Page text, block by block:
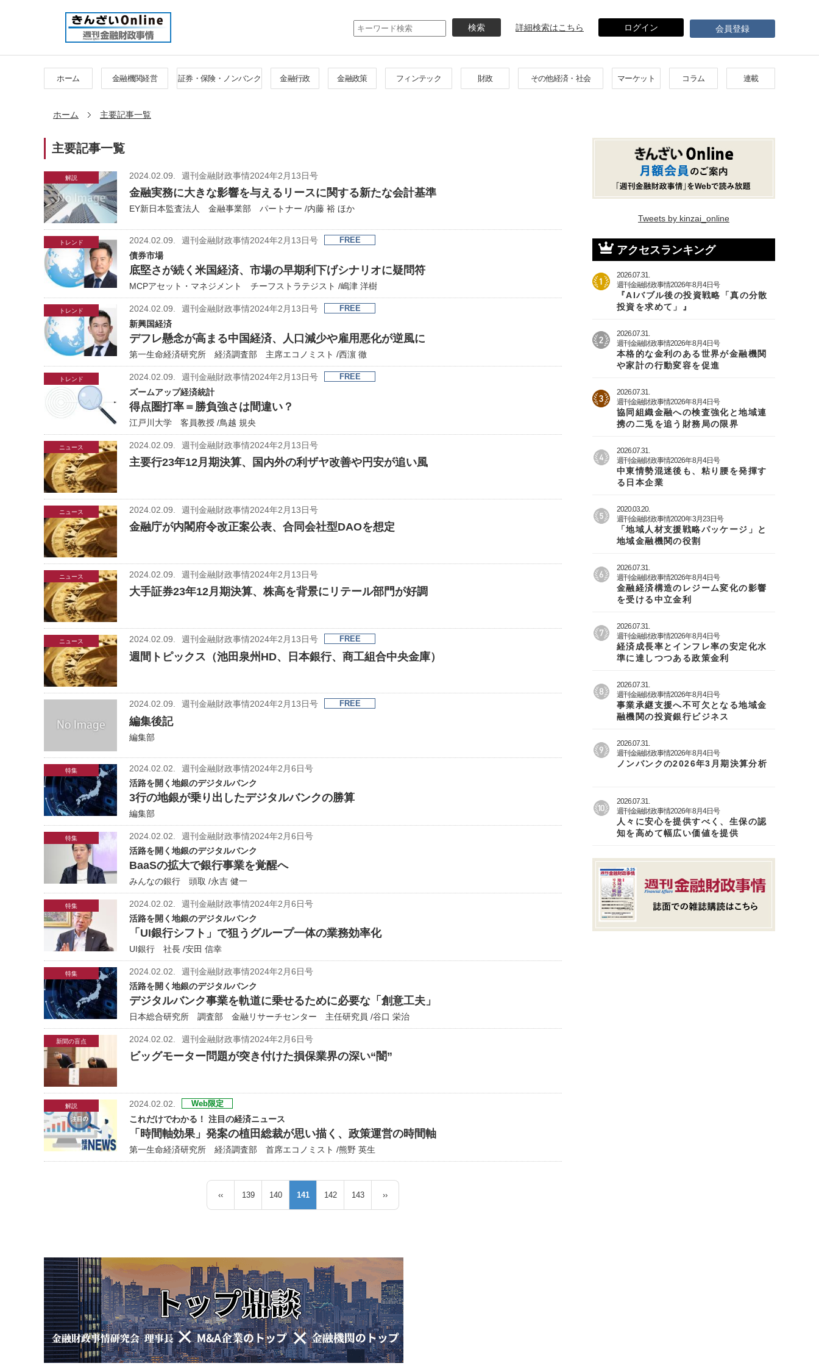
イ
ン
テ
ン
詳細検索はこちら ログイン 会員登録
ホーム 金融機関経営 証券・保険・ノンバンク 金融行政 金融政策 フィンテック 財政 その他経済・社会 マーケット コラム 連載
ホーム 主要記事一覧
主要記事一覧
解説 2024.02.09. 週刊金融財政事情2024年2月13日号
金融実務に大きな影響を与えるリースに関する新たな会計基準
EY新日本監査法人 金融事業部 パートナー /内藤 裕 ほか
トレンド 2024.02.09. 週刊金融財政事情2024年2月13日号 FREE
債券市場
底堅さが続く米国経済、市場の早期利下げシナリオに疑問符
MCPアセット・マネジメント チーフストラテジスト /嶋津 洋樹
トレンド 2024.02.09. 週刊金融財政事情2024年2月13日号 FREE
新興国経済
デフレ懸念が高まる中国経済、人口減少や雇用悪化が逆風に
第一生命経済研究所 経済調査部 主席エコノミスト /西濵 徹
トレンド 2024.02.09. 週刊金融財政事情2024年2月13日号 FREE
ズームアップ経済統計
得点圏打率＝勝負強さは間違い？
江戸川大学 客員教授 /鳥越 規央
ニュース 2024.02.09. 週刊金融財政事情2024年2月13日号
主要行23年12月期決算、国内外の利ザヤ改善や円安が追い風
ニュース 2024.02.09. 週刊金融財政事情2024年2月13日号
金融庁が内閣府令改正案公表、合同会社型DAOを想定
ニュース 2024.02.09. 週刊金融財政事情2024年2月13日号
大手証券23年12月期決算、株高を背景にリテール部門が好調
ニュース 2024.02.09. 週刊金融財政事情2024年2月13日号 FREE
週間トピックス（池田泉州HD、日本銀行、商工組合中央金庫）
2024.02.09. 週刊金融財政事情2024年2月13日号 FREE
編集後記
編集部
特集 2024.02.02.
週刊金融財政事情2024年2月6日号
活路を開く地銀のデジタルバンク
3行の地銀が乗り出したデジタルバンクの勝算
編集部
特集 2024.02.02.
週刊金融財政事情2024年2月6日号
活路を開く地銀のデジタルバンク
BaaSの拡大で銀行事業を覚醒へ
みんなの銀行 頭取 /永吉 健一
特集 2024.02.02.
週刊金融財政事情2024年2月6日号
活路を開く地銀のデジタルバンク
「UI銀行シフト」で狙うグループ一体の業務効率化
UI銀行 社長 /安田 信幸
特集 2024.02.02.
週刊金融財政事情2024年2月6日号
活路を開く地銀のデジタルバンク
デジタルバンク事業を軌道に乗せるために必要な「創意工夫」
日本総合研究所 調査部 金融リサーチセンター 主任研究員 /谷口 栄治
新聞の盲点 2024.02.02. 週刊金融財政事情2024年2月6日号
ビッグモーター問題が突き付けた損保業界の深い“闇”
解説 2024.02.02. Web限定
これだけでわかる！ 注目の経済ニュース
「時間軸効果」発案の植田総裁が思い描く、政策運営の時間軸
第一生命経済研究所 経済調査部 首席エコノミスト /熊野 英生
‹‹
139
140
ー
ジ
141
142
143
››
Tweets by kinzai_online
アクセスランキング
2026.07.31.
週刊金融財政事情2026年8月4日号
『AIバブル後の投資戦略「真の分散
投資を求めて」』
2026.07.31.
週刊金融財政事情2026年8月4日号
本格的な金利のある世界が金融機関
や家計の行動変容を促進
2026.07.31.
週刊金融財政事情2026年8月4日号
協同組織金融への検査強化と地域連
携の二兎を追う財務局の限界
2026.07.31.
週刊金融財政事情2026年8月4日号
中東情勢混迷後も、粘り腰を発揮す
る日本企業
2020.03.20.
週刊金融財政事情2020年3月23日号
「地域人材支援戦略パッケージ」と
地域金融機関の役割
2026.07.31.
週刊金融財政事情2026年8月4日号
金融経済構造のレジーム変化の影響
を受ける中立金利
2026.07.31.
週刊金融財政事情2026年8月4日号
経済成長率とインフレ率の安定化水
準に達しつつある政策金利
2026.07.31.
週刊金融財政事情2026年8月4日号
事業承継支援へ不可欠となる地域金
融機関の投資銀行ビジネス
2026.07.31.
週刊金融財政事情2026年8月4日号
ノンバンクの2026年3月期決算分析
2026.07.31.
週刊金融財政事情2026年8月4日号
人々に安心を提供すべく、生保の認
知を高めて幅広い価値を提供